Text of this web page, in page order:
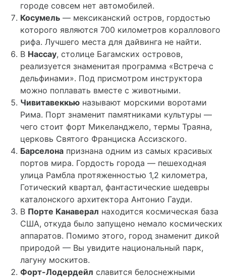
городе совсем нет автомобилей.
Косумель — мексиканский остров, гордостью
которого являются 700 километров кораллового
рифа. Лучшего места для дайвинга не найти.
В Нассау, столице Багамских островов,
реализуется знаменитая программа «Встреча с
дельфинами». Под присмотром инструктора
можно поплавать вместе с животными.
Чивитавеккью называют морскими воротами
Рима. Порт знаменит памятниками культуры —
чего стоит форт Микеланджело, термы Траяна,
церковь Святого Франциска Ассизского.
Барселона признана одним из самых красивых
портов мира. Гордость города — пешеходная
улица Рамбла протяженностью 1,2 километра,
Готический квартал, фантастические шедевры
каталонского архитектора Антонио Гауди.
В Порте Канаверал находится космическая база
США, откуда было запущено немало космических
аппаратов. Помимо этого, город знаменит дикой
природой — Вы увидите национальный парк,
лагуну москитов.
Форт-Лодердейл славится белоснежными